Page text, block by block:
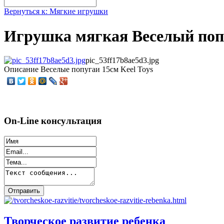
Вернуться к: Мягкие игрушки
Игрушка мягкая Веселый
pic_53ff17b8ae5d3.jpg
Описание Веселые попугаи 15см Keel Toys
On-Line консультация
Творческое развитие ребенка